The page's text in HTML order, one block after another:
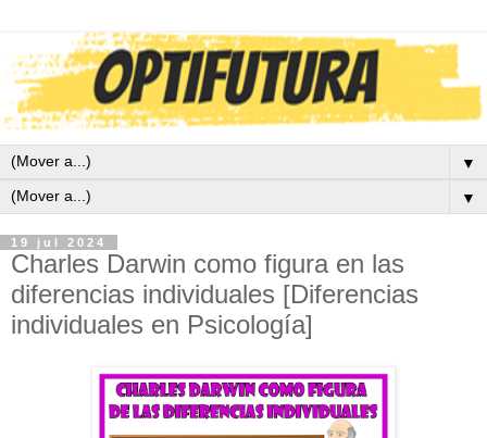
▼
▼
19 jul 2024
Charles Darwin como figura en las
diferencias individuales [Diferencias
individuales en Psicología]